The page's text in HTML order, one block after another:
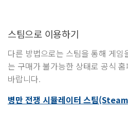
스팀으로 이용하기
다른 방법으로는 스팀을 통해 게임
는 구매가 불가능한 상태로 공식
바랍니다.
병만 전쟁 시뮬레이터 스팀